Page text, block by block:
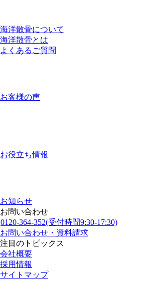
海洋散骨について
海洋散骨とは
よくあるご質問
お客様の声
お役立ち情報
お知らせ
お問い合わせ
0120-364-352(受付時間9:30-17:30)
お問い合わせ・資料請求
注目のトピックス
会社概要
採用情報
サイトマップ